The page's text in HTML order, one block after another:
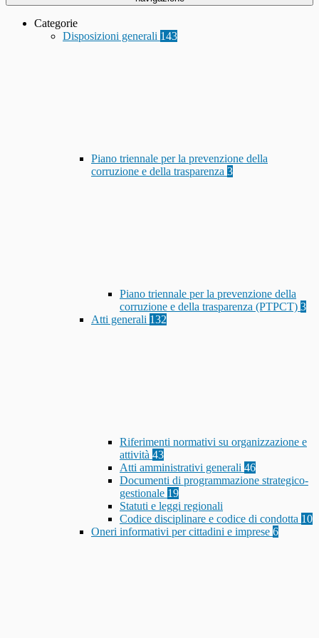
Categorie
Disposizioni generali 143
Piano triennale per la prevenzione della
corruzione e della trasparenza 3
Piano triennale per la prevenzione della
corruzione e della trasparenza (PTPCT) 3
Atti generali 132
Riferimenti normativi su organizzazione e
attività 43
Atti amministrativi generali 46
Documenti di programmazione strategico-
gestionale 19
Statuti e leggi regionali
Codice disciplinare e codice di condotta 10
Oneri informativi per cittadini e imprese 6